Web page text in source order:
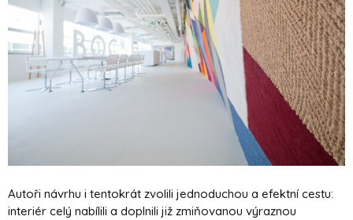
Autoři návrhu i tentokrát zvolili jednoduchou a efektní cestu:
interiér celý nabílili a doplnili již zmiňovanou výraznou